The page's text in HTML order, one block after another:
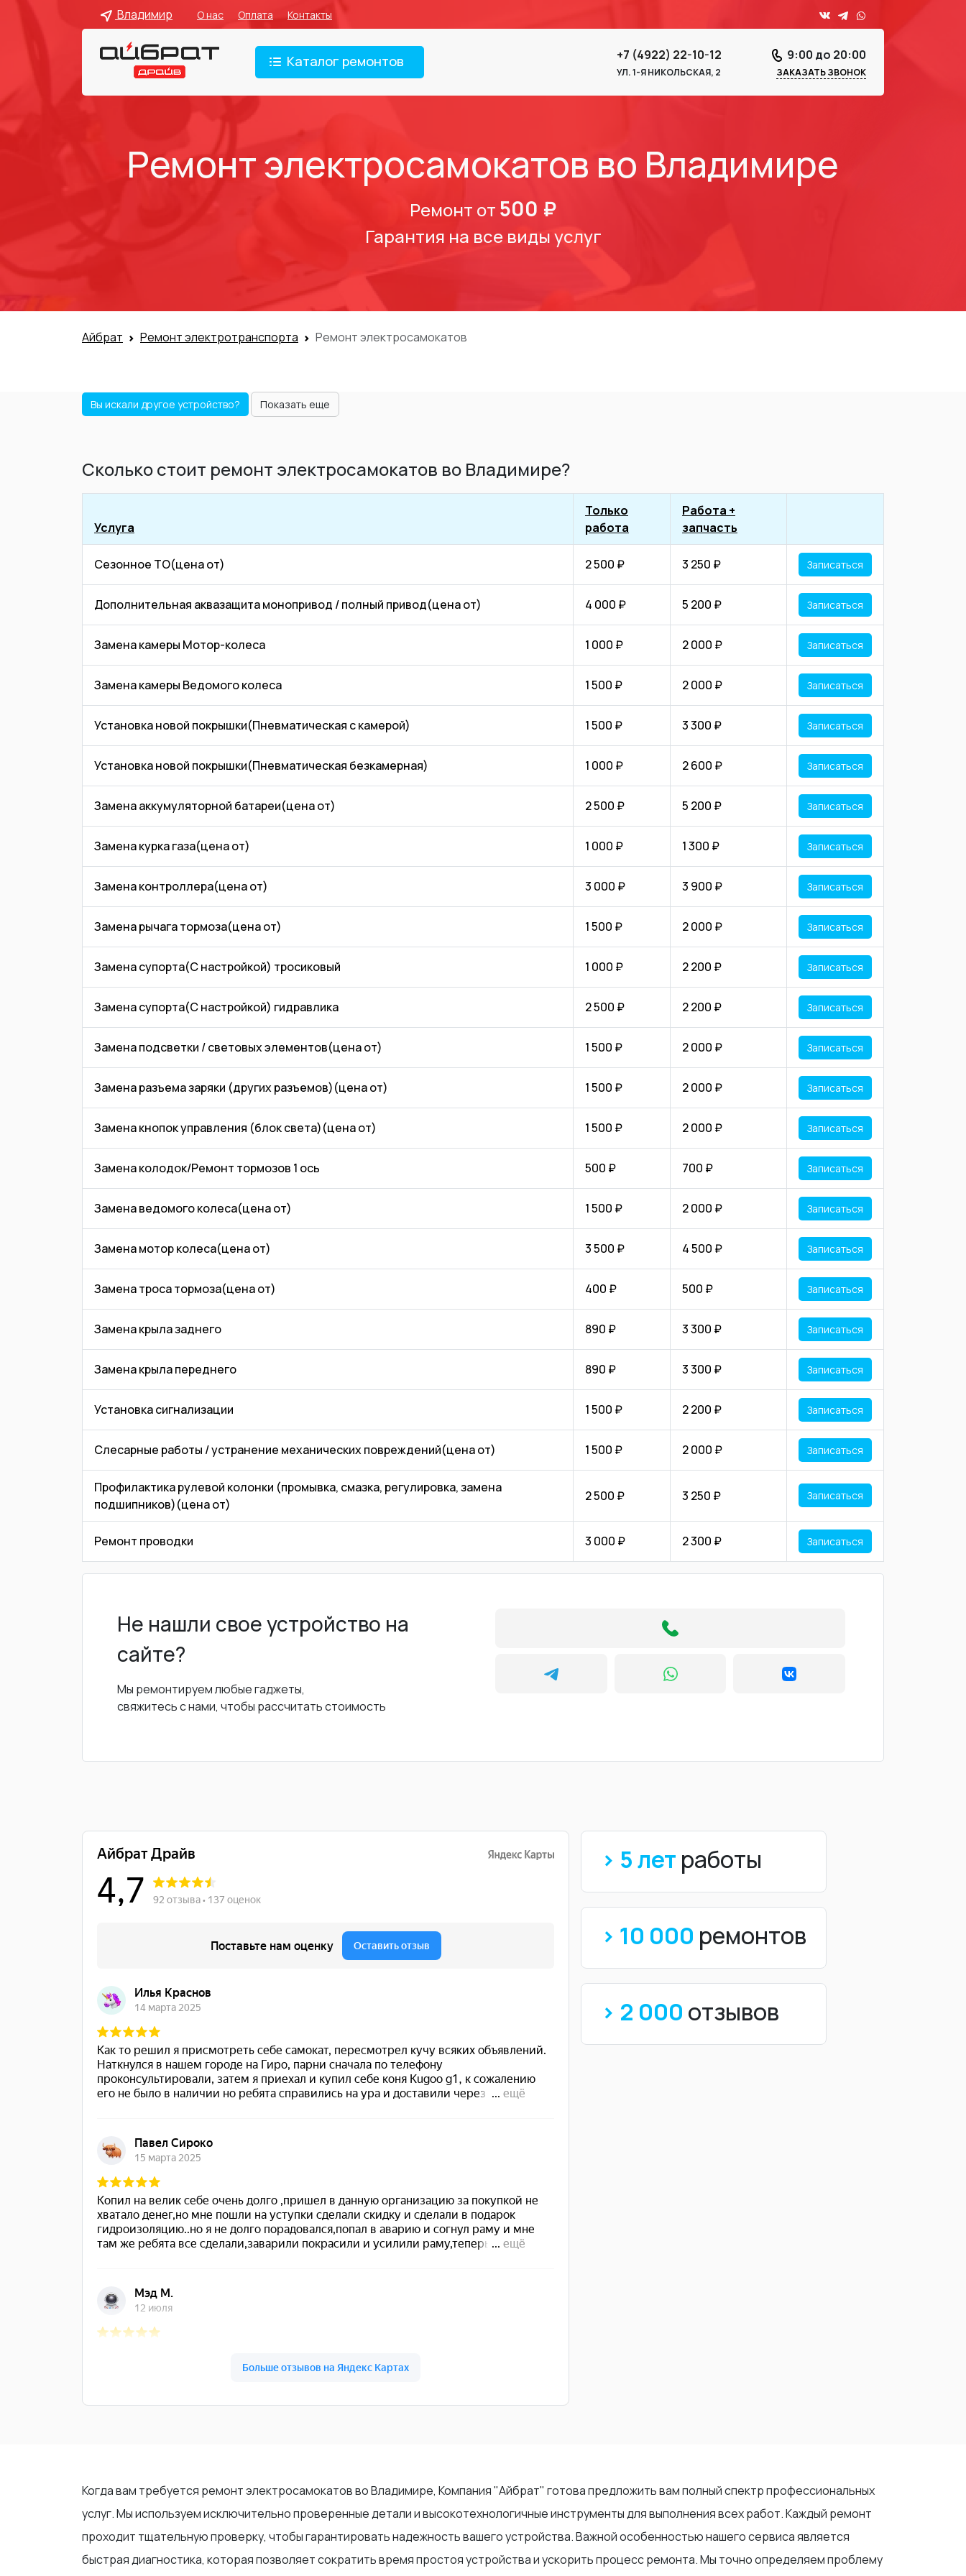
Владимир О нас Оплата Контакты
Каталог ремонтов +7 (4922) 22-10-12
УЛ. 1-Я НИКОЛЬСКАЯ, 2
9:00 до 20:00
ЗАКАЗАТЬ ЗВОНОК
Ремонт электросамокатов во Владимире
Ремонт от 500 ₽
Гарантия на все виды услуг
Айбрат Ремонт электротранспорта Ремонт электросамокатов
Вы искали другое устройство? Показать еще
Сколько стоит ремонт электросамокатов во Владимире?
Услуга
Только
работа
Работа +
запчасть
Сезонное ТО(цена от) 2 500 ₽ 3 250 ₽ Записаться
Дополнительная аквазащита монопривод / полный привод(цена от) 4 000 ₽ 5 200 ₽ Записаться
Замена камеры Мотор-колеса 1 000 ₽ 2 000 ₽ Записаться
Замена камеры Ведомого колеса 1 500 ₽ 2 000 ₽ Записаться
Установка новой покрышки(Пневматическая с камерой) 1 500 ₽ 3 300 ₽ Записаться
Установка новой покрышки(Пневматическая безкамерная) 1 000 ₽ 2 600 ₽ Записаться
Замена аккумуляторной батареи(цена от) 2 500 ₽ 5 200 ₽ Записаться
Замена курка газа(цена от) 1 000 ₽ 1 300 ₽ Записаться
Замена контроллера(цена от) 3 000 ₽ 3 900 ₽ Записаться
Замена рычага тормоза(цена от) 1 500 ₽ 2 000 ₽ Записаться
Замена супорта(С настройкой) тросиковый 1 000 ₽ 2 200 ₽ Записаться
Замена супорта(С настройкой) гидравлика 2 500 ₽ 2 200 ₽ Записаться
Замена подсветки / световых элементов(цена от) 1 500 ₽ 2 000 ₽ Записаться
Замена разъема заряки (других разъемов)(цена от) 1 500 ₽ 2 000 ₽ Записаться
Замена кнопок управления (блок света)(цена от) 1 500 ₽ 2 000 ₽ Записаться
Замена колодок/Ремонт тормозов 1 ось 500 ₽ 700 ₽ Записаться
Замена ведомого колеса(цена от) 1 500 ₽ 2 000 ₽ Записаться
Замена мотор колеса(цена от) 3 500 ₽ 4 500 ₽ Записаться
Замена троса тормоза(цена от) 400 ₽ 500 ₽ Записаться
Замена крыла заднего 890 ₽ 3 300 ₽ Записаться
Замена крыла переднего 890 ₽ 3 300 ₽ Записаться
Установка сигнализации 1 500 ₽ 2 200 ₽ Записаться
Слесарные работы / устранение механических повреждений(цена от) 1 500 ₽ 2 000 ₽ Записаться
Профилактика рулевой колонки (промывка, смазка, регулировка, замена
подшипников)(цена от)
2 500 ₽ 3 250 ₽ Записаться
Ремонт проводки 3 000 ₽ 2 300 ₽ Записаться
Не нашли свое устройство на
сайте?
Мы ремонтируем любые гаджеты,
свяжитесь с нами, чтобы рассчитать стоимость
> 5 лет работы
> 10 000 ремонтов
> 2 000 отзывов
Когда вам требуется ремонт электросамокатов во Владимире, Компания "Айбрат" готова предложить вам полный спектр профессиональных
услуг. Мы используем исключительно проверенные детали и высокотехнологичные инструменты для выполнения всех работ. Каждый ремонт
проходит тщательную проверку, чтобы гарантировать надежность вашего устройства. Важной особенностью нашего сервиса является
быстрая диагностика, которая позволяет сократить время простоя устройства и ускорить процесс ремонта. Мы точно определяем проблему